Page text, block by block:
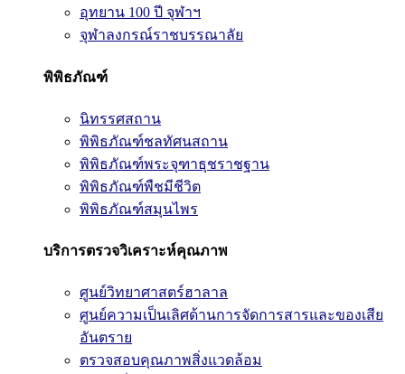
อุทยาน 100 ปี จุฬาฯ
จุฬาลงกรณ์ราชบรรณาลัย
พิพิธภัณฑ์
นิทรรศสถาน
พิพิธภัณฑ์ชลทัศนสถาน
พิพิธภัณฑ์พระจุฑาธุชราชฐาน
พิพิธภัณฑ์พืชมีชีวิต
พิพิธภัณฑ์สมุนไพร
บริการตรวจวิเคราะห์คุณภาพ
ศูนย์วิทยาศาสตร์ฮาลาล
ศูนย์ความเป็นเลิศด้านการจัดการสารและของเสีย
อันตราย
ตรวจสอบคุณภาพสิ่งแวดล้อม